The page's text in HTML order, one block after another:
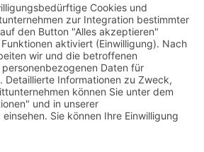
Einträge und nutzen Sie unser
den nächsten Abschleppdienst
und Hotels:
Angebot für
und Unterkunft